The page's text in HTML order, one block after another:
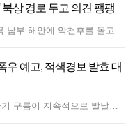
상 경로 두고 의견 팽팽
이번 주말 신규 태풍이 발생해 홍콩과 중국 남부 해안에 악천후를 몰고 올 것으로 예상되는 가운데, 인공지능(AI) 기상 예측 모델들이 태풍의 정확한 이동 경로를 두고 서로 다른 전망을 내놓았다. 홍콩 천문대는 필리핀 동쪽 해상의 저기압 지대를 집중 관측하고 있으며, 이 시스템이 열대 저기압으로 발달해 이번 주말 홍콩과 중국 남부 해안선에 접근할 것으로 전망했다. 이에 따라 강풍과 뇌우, 거친 파도가 동반될 것으로 예상된다. 기상 당국은 화요일 발표를 통해 해당 시스템이 향후 며칠간 발달을 거친 뒤 이번 주 후반 남중국해 북부에 진입할 것으로 분석했다. 주말 동안 광둥성 해안가를 향해 이동할 것으로 예상되나, 정확한 강도와 상륙 지점은 여전히 변수가 큰 상황이다. 첨단 글로벌 기상 예측 기술들도 태풍의 정확한 이동 경로에 대해 상반된 시나리오를 제시하고 있다. 홍콩 천문대의 AI 기상 플랫폼에 따르면, 유럽중기예보센터(ECMWF)의 AIFS 모델과 기존 유럽 슈퍼컴퓨터는 태풍이 홍콩을 향해 직진할 것으로 예측했으며, 오는 일요일(7월 26일) 홍콩과 가장 가까워질 것으로 보았다. 반면 풍우(Fengwu), 판구(Pangu), 푸시(Fuxi) 등 다른 주요 AI 예측 모델들은 보다 북쪽으로 향하는 경로를 제시하며, 토요일경 푸젠성(Fujian)의 샤먼(Xiamen)과 푸저우(Fuzhou) 사이에 상륙할 가능성을 가리키고 있다. 이처럼 최종 목적지에 대한 예측은 엇갈리고 있으나, 기상학자들은 모든 주요 예측 모델이 전날 발표된 경로에 비해 약간 북쪽으로 이동 궤적을 수정했다는 점에 주목하고 있다. 태풍이 동쪽으로 치우쳐 해안가 더 높은 지역에 상륙하는 시나리오는 홍콩에 미치는 파괴적인 바람의 영향력을 줄여줄 수 있지만, 전문가들은 안일한 태도를 경계해야 한다고 강력히 경고했다. 주말의 악천후가 찾아오기 전 며칠 동안은 잠시 날씨가 소강상태를 보일 것으로 예상된다. 홍콩 천문대는 광둥성 해안을 따라 아열대 고기압이 발달함에 따라 향후 2~3일간 소나기가 줄어들고, 구름 많은 날씨 대신 무더운 볕이 내리쬐는 날씨가 이어질 것으로 내다봤다. 그러나 토요일 늦은 시각부터 일요일까지는 기상 시스템이 점차 접근하면서 불안정한 날씨와 함께 돌풍을 동반한 소나기, 뇌우, 높은 파도가 다시 몰려와 기상 조건이 급격히 악화될 것으로 예측된다.
우 예고, 적색경보 발효 대
홍콩 천문대는 주강 삼각주 인근에서 소나기 구름이 지속적으로 발달하고 있으며, 다음 몇 시간 동안 홍콩 일부 지역에 더 강한 비가 내릴 것으로 예상된다고 예보했다. 현재 황색경보가 발효중이며 소나기의 발달 상황에 따라 적색경보를 발효할지 판단할 것이라고 전했다. 천문대는 시민들에게 향후 날씨 변화에 각별히 유의할 것을 당부했다.